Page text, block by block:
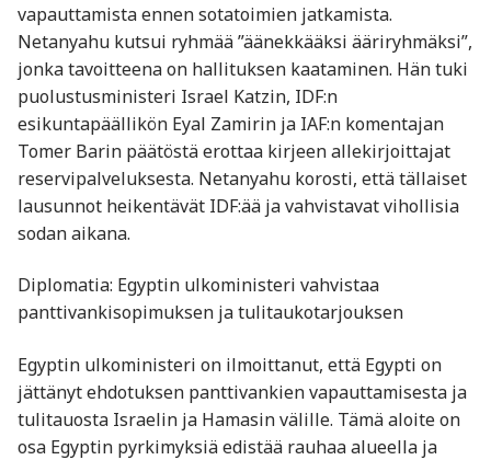
vapauttamista ennen sotatoimien jatkamista.
Netanyahu kutsui ryhmää ”äänekkääksi ääriryhmäksi”,
jonka tavoitteena on hallituksen kaataminen. Hän tuki
puolustusministeri Israel Katzin, IDF:n
esikuntapäällikön Eyal Zamirin ja IAF:n komentajan
Tomer Barin päätöstä erottaa kirjeen allekirjoittajat
reservipalveluksesta. Netanyahu korosti, että tällaiset
lausunnot heikentävät IDF:ää ja vahvistavat vihollisia
sodan aikana. ​
Diplomatia: Egyptin ulkoministeri vahvistaa
panttivankisopimuksen ja tulitaukotarjouksen
Egyptin ulkoministeri on ilmoittanut, että Egypti on
jättänyt ehdotuksen panttivankien vapauttamisesta ja
tulitauosta Israelin ja Hamasin välille. Tämä aloite on
osa Egyptin pyrkimyksiä edistää rauhaa alueella ja